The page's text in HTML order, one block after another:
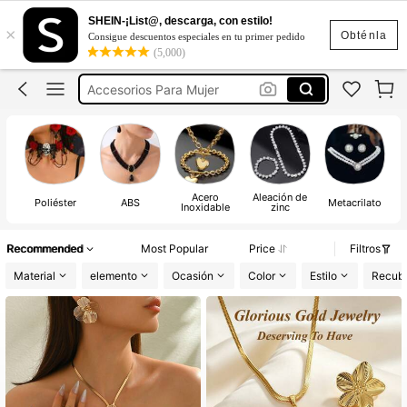
Obténla
×
SHEIN-¡List@, descarga, con estilo!
Consigue descuentos especiales en tu primer pedido
(5,000)
Juego De Aretes Y Collar Elegante
Collares Elegantes Mujer
Accesorios Para Mujer
Aretes
Collares Elegantes Mujer
Poliéster ABS Acero
Inoxidable
Aleación de
zinc Metacrilato
Recommended Most Popular Price
Filtros
Material
elemento Ocasión Color Estilo